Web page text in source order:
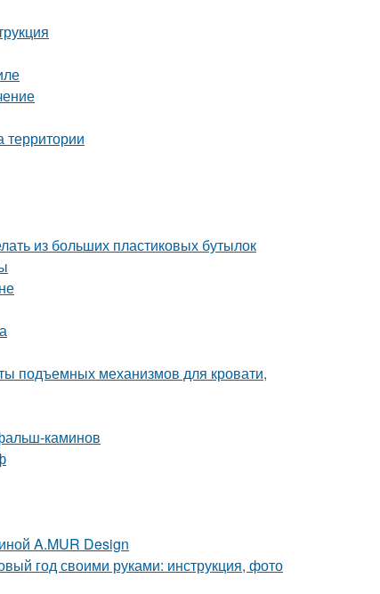
территории
из больших пластиковых бутылок
подъемных механизмов для кровати,
каминов
A.MUR Design
год своими руками: инструкция, фото